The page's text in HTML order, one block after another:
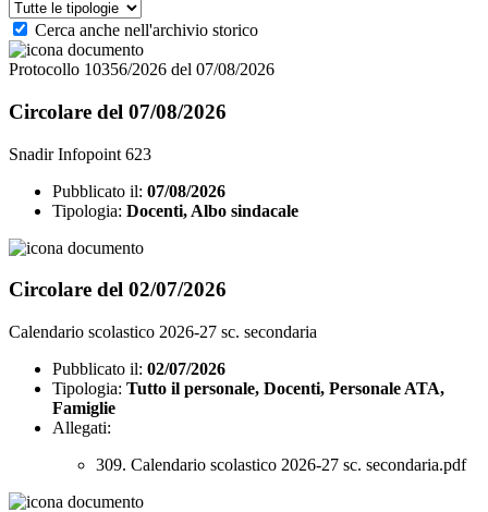
Cerca anche nell'archivio storico
Protocollo 10356/2026 del 07/08/2026
Circolare del 07/08/2026
Snadir Infopoint 623
Pubblicato il: 07/08/2026
Tipologia: Docenti, Albo sindacale
Circolare del 02/07/2026
Calendario scolastico 2026-27 sc. secondaria
Pubblicato il: 02/07/2026
Tipologia: Tutto il personale, Docenti, Personale ATA,
Famiglie
Allegati:
309. Calendario scolastico 2026-27 sc. secondaria.pdf